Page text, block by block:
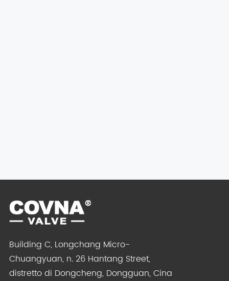
Building C, Longchang Micro-
Chuangyuan, n. 26 Hantang Street,
distretto di Dongcheng, Dongguan, Cina